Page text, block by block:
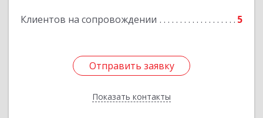
Клиентов на сопровождении 5
Отправить заявку
Показать контакты
Подробнее
Отправить заявку
Назад